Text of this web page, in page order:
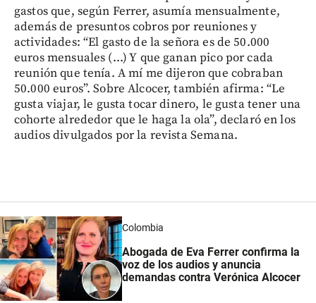
gastos que, según Ferrer, asumía mensualmente,
además de presuntos cobros por reuniones y
actividades: “El gasto de la señora es de 50.000
euros mensuales (...) Y que ganan pico por cada
reunión que tenía. A mí me dijeron que cobraban
50.000 euros”. Sobre Alcocer, también afirma: “Le
gusta viajar, le gusta tocar dinero, le gusta tener una
cohorte alrededor que le haga la ola”, declaró en los
audios divulgados por la revista Semana.
Colombia
Abogada de Eva Ferrer confirma la
voz de los audios y anuncia
demandas contra Verónica Alcocer